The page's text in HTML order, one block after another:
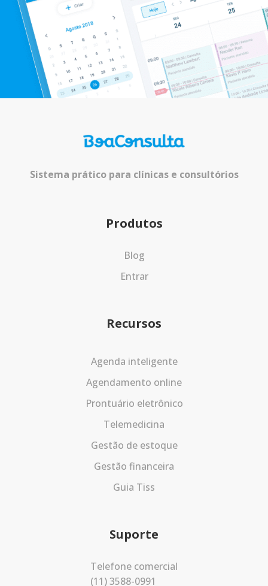
Sistema prático para clínicas e consultórios
Produtos
Blog
Entrar
Recursos
Agenda inteligente
Agendamento online
Prontuário eletrônico
Telemedicina
Gestão de estoque
Gestão financeira
Guia Tiss
Suporte
Telefone comercial
(11) 3588-0991